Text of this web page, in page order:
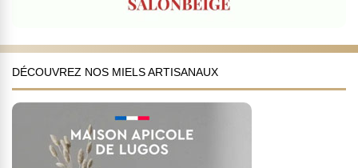
DÉCOUVREZ NOS MIELS ARTISANAUX